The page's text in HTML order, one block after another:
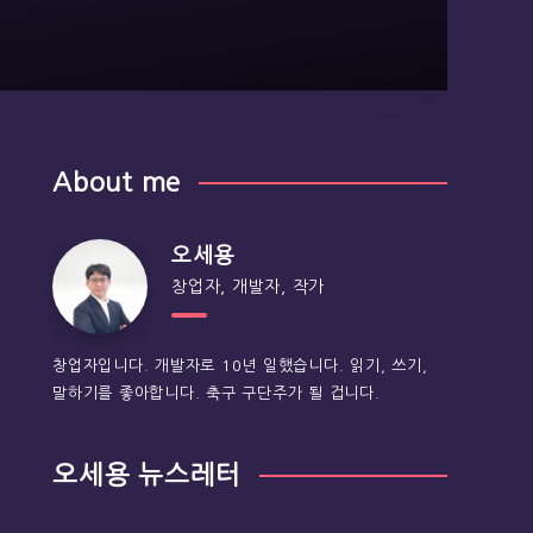
About me
오세용
창업자, 개발자, 작가
창업자입니다. 개발자로 10년 일했습니다. 읽기, 쓰기,
말하기를 좋아합니다. 축구 구단주가 될 겁니다.
오세용 뉴스레터